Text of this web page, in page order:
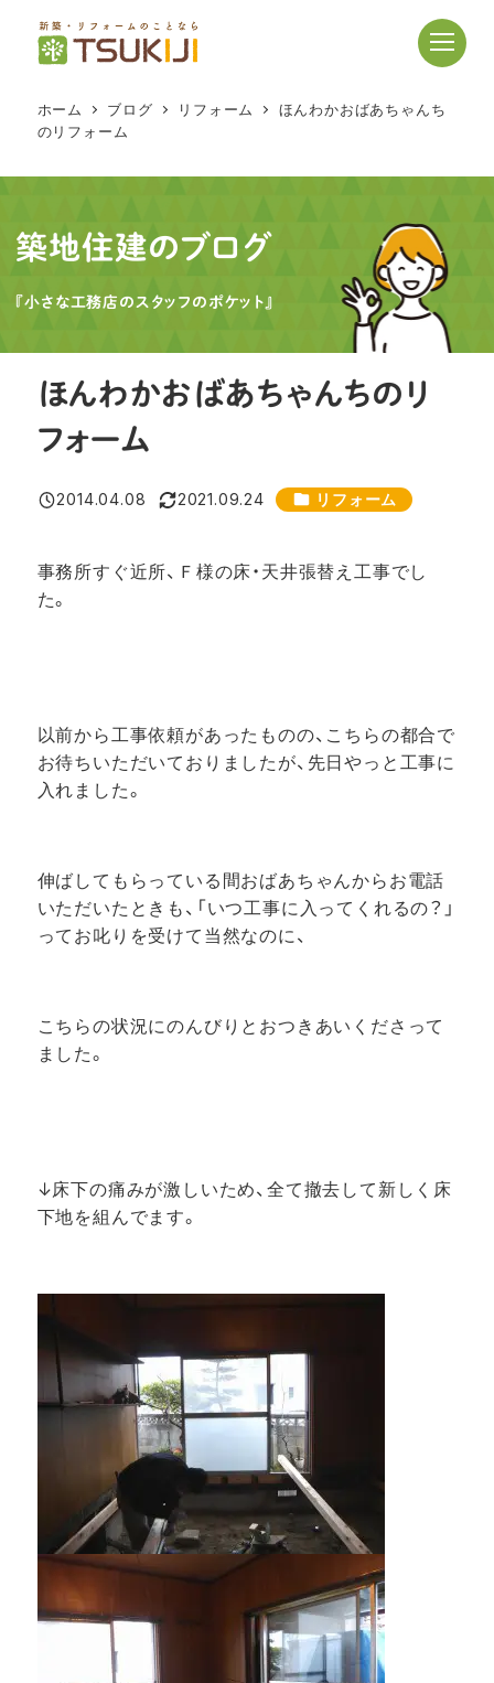
へ
動
ホーム ブログ リフォーム
ほんわかおばあちゃんち
のリフォーム
築地住建のブログ
『小さな工務店のスタッフのポケット』
ほんわかおばあちゃんちのリ
フォーム
投稿日
2014.04.08
更新日
2021.09.24 カテゴリー
リフォーム
事務所すぐ近所、Ｆ様の床・天井張替え工事でし
た。
以前から工事依頼があったものの、こちらの都合で
お待ちいただいておりましたが、先日やっと工事に
入れました。
伸ばしてもらっている間おばあちゃんからお電話
いただいたときも、「いつ工事に入ってくれるの？」
ってお叱りを受けて当然なのに、
こちらの状況にのんびりとおつきあいくださって
ました。
↓床下の痛みが激しいため、全て撤去して新しく床
下地を組んでます。